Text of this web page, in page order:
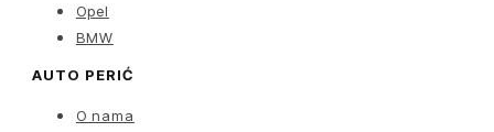
Opel
BMW
AUTO PERIĆ
O nama